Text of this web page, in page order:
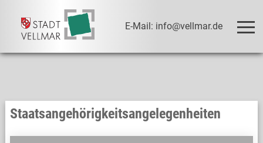
E-Mail: info@vellmar.de
Staatsangehörigkeitsangelegenheiten